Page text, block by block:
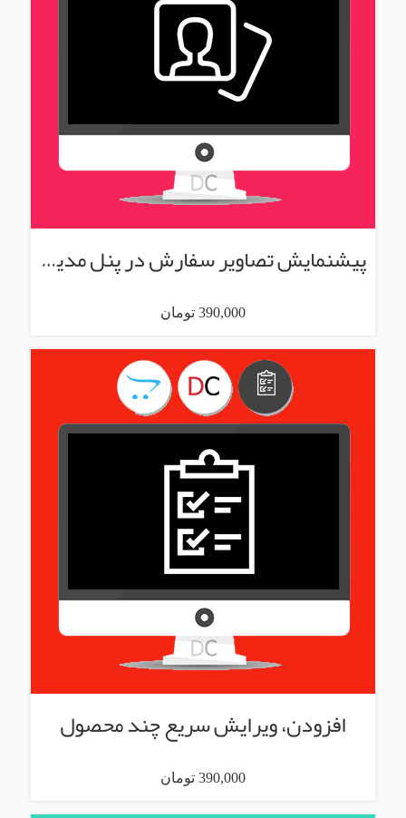
پیشنمایش تصاویر سفارش در پنل مدیریت
390,000 تومان
افزودن، ویرایش سریع چند محصول
390,000 تومان